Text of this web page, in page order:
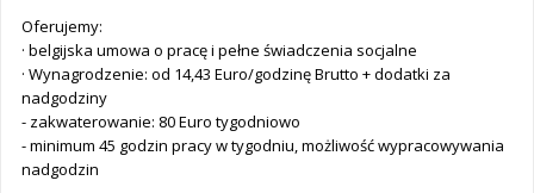
Oferujemy:
· belgijska umowa o pracę i pełne świadczenia socjalne
· Wynagrodzenie: od 14,43 Euro/godzinę Brutto + dodatki za
nadgodziny
- zakwaterowanie: 80 Euro tygodniowo
- minimum 45 godzin pracy w tygodniu, możliwość wypracowywania
nadgodzin